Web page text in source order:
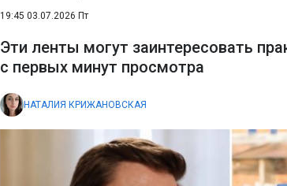
19:45 03.07.2026 Пт
Эти ленты могут заинтересовать
с первых минут просмотра
НАТАЛИЯ КРИЖАНОВСКАЯ